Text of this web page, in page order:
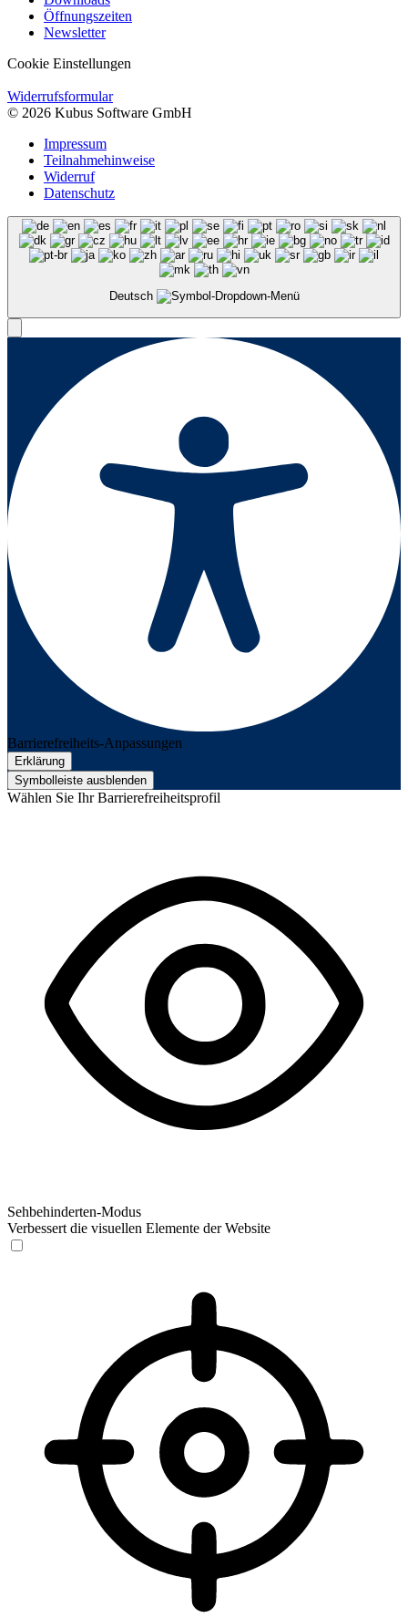
Öffnungszeiten
Newsletter
Cookie Einstellungen
Widerrufsformular
© 2026 Kubus Software GmbH
Impressum
Teilnahmehinweise
Widerruf
Datenschutz
Deutsch
Barrierefreiheits-Anpassungen
Erklärung
Symbolleiste ausblenden
Wählen Sie Ihr Barrierefreiheitsprofil
Sehbehinderten-Modus
Verbessert die visuellen Elemente der Website